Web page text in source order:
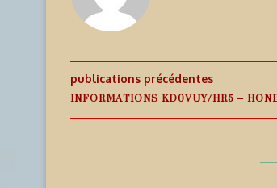
publications précédentes
INFORMATIONS KD0VUY/HR5 –